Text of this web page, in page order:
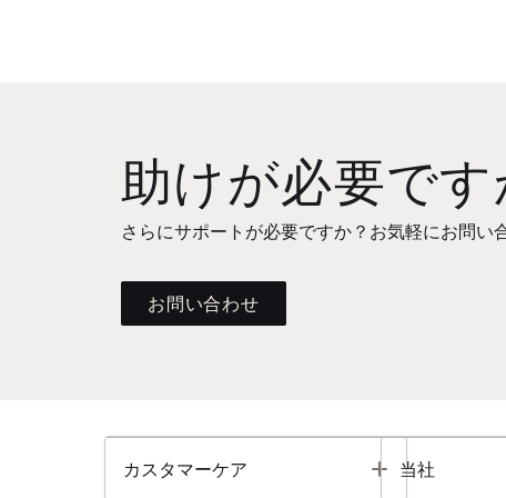
助けが必要です
さらにサポートが必要ですか？お気軽にお問い
お問い合わせ
カスタマーケア Toggle
当社